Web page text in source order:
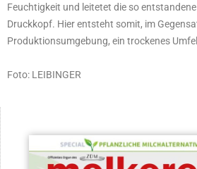
Feuchtigkeit und leitetet die so
Druckkopf. Hier entsteht somit, im
Produktionsumgebung, ein trockenes
Foto: LEIBINGER